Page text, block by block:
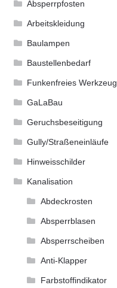
Absperrpfosten
Arbeitskleidung
Baulampen
Baustellenbedarf
Funkenfreies Werkzeug
GaLaBau
Geruchsbeseitigung
Gully/Straßeneinläufe
Hinweisschilder
Kanalisation
Abdeckrosten
Absperrblasen
Absperrscheiben
Anti-Klapper
Farbstoffindikator